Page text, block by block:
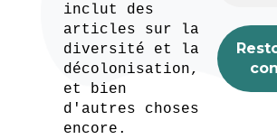
inclut des
articles sur la
diversité et la
décolonisation,
et bien
d'autres choses
encore.